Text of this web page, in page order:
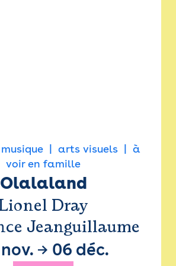
musique arts visuels
à
voir en famille
Olalaland
Dray
Jeanguillaume
→ 06 déc.